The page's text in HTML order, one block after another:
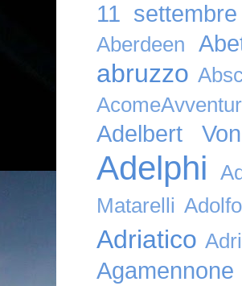
11 settembre
Aberdeen
abruzzo
Adelbert
Adelphi
Matarelli
Adriatico
Agamennone